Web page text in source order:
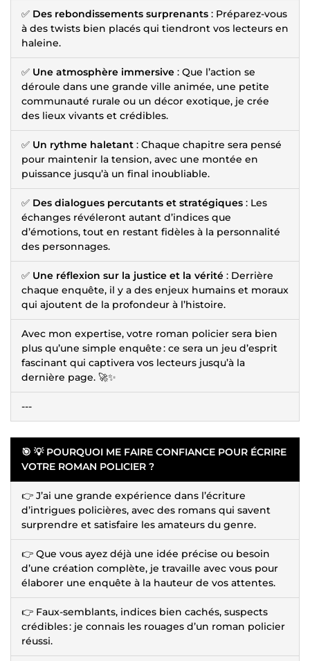
✅ Des rebondissements surprenants : Préparez-vous
à des twists bien placés qui tiendront vos lecteurs en
haleine.
✅ Une atmosphère immersive : Que l’action se
déroule dans une grande ville animée, une petite
communauté rurale ou un décor exotique, je crée
des lieux vivants et crédibles.
✅ Un rythme haletant : Chaque chapitre sera pensé
pour maintenir la tension, avec une montée en
puissance jusqu’à un final inoubliable.
✅ Des dialogues percutants et stratégiques : Les
échanges révéleront autant d’indices que
d’émotions, tout en restant fidèles à la personnalité
des personnages.
✅ Une réflexion sur la justice et la vérité : Derrière
chaque enquête, il y a des enjeux humains et moraux
qui ajoutent de la profondeur à l’histoire.
Avec mon expertise, votre roman policier sera bien
plus qu’une simple enquête : ce sera un jeu d’esprit
fascinant qui captivera vos lecteurs jusqu’à la
dernière page. 🚀✨
---
🎯 💡 POURQUOI ME FAIRE CONFIANCE POUR ÉCRIRE
VOTRE ROMAN POLICIER ?
👉 J’ai une grande expérience dans l’écriture
d’intrigues policières, avec des romans qui savent
surprendre et satisfaire les amateurs du genre.
👉 Que vous ayez déjà une idée précise ou besoin
d’une création complète, je travaille avec vous pour
élaborer une enquête à la hauteur de vos attentes.
👉 Faux-semblants, indices bien cachés, suspects
crédibles : je connais les rouages d’un roman policier
réussi.